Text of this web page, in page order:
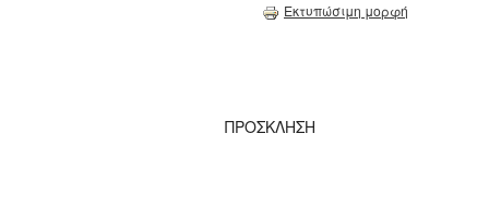
Εκτυπώσιμη μορφή
ΠΡΟΣΚΛΗΣΗ